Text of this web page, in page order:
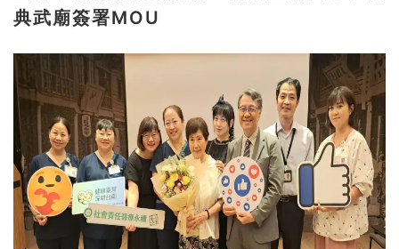
典武廟簽署MOU